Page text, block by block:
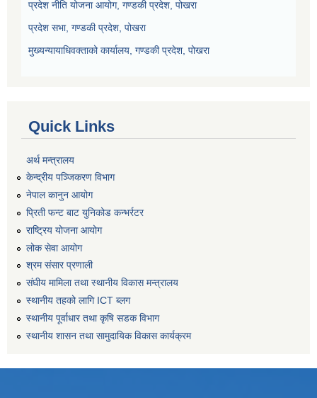
प्रदेश नीति योजना आयोग, गण्डकी प्रदेश, पोखरा
प्रदेश सभा, गण्डकी प्रदेश, पोखरा
मुख्यन्यायाधिवक्ताको कार्यालय, गण्डकी प्रदेश, पोखरा
Quick Links
अर्थ मन्त्रालय
केन्द्रीय पञ्जिकरण विभाग
नेपाल कानुन आयोग
प्रिती फन्ट बाट युनिकोड कन्भर्रटर
राष्ट्रिय योजना आयोग
लोक सेवा आयोग
श्रम संसार प्रणाली
संघीय मामिला तथा स्थानीय विकास मन्त्रालय
स्थानीय तहको लागि ICT ब्लग
स्थानीय पूर्वाधार तथा कृषि सडक विभाग
स्थानीय शासन तथा सामुदायिक विकास कार्यक्रम